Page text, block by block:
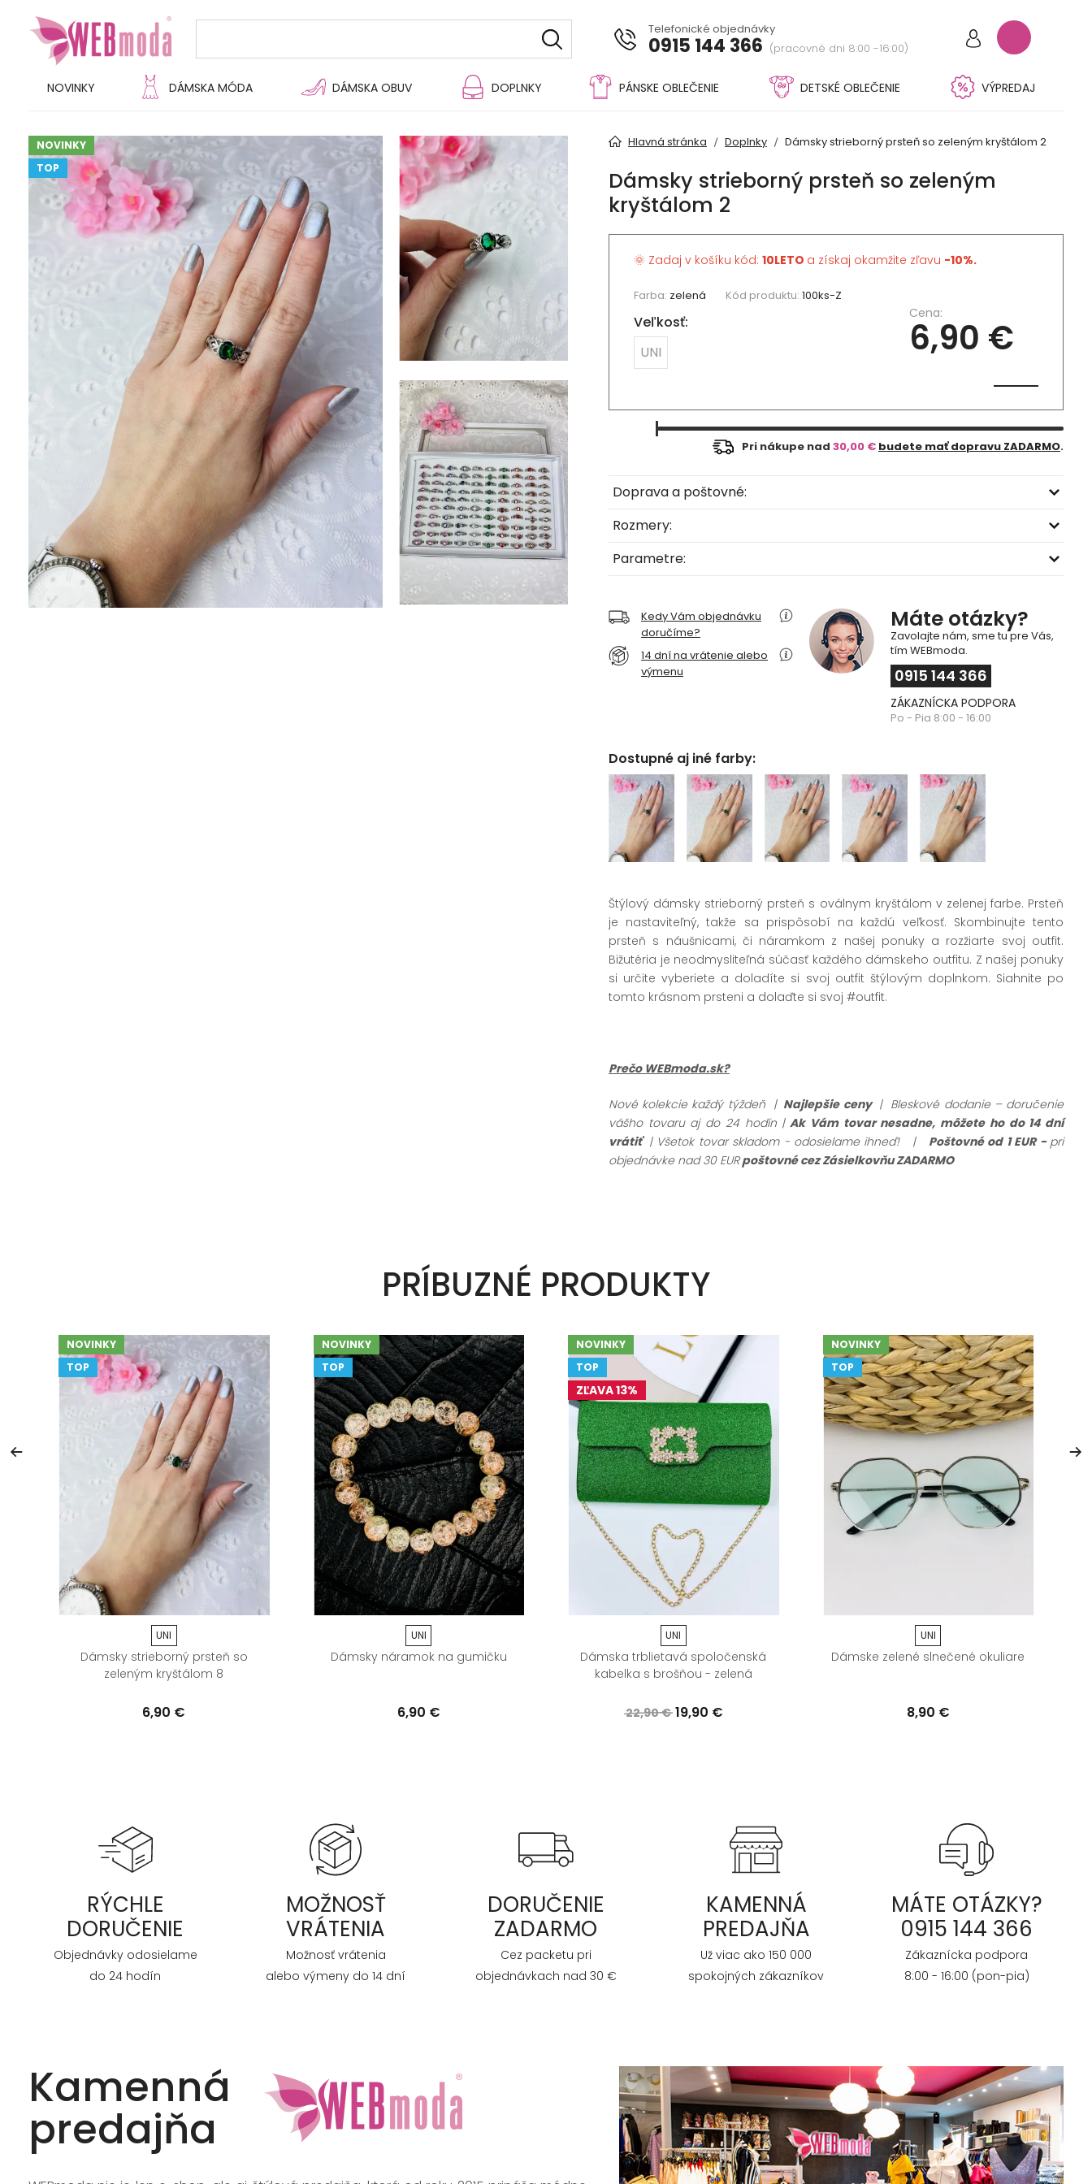
Telefonické objednávky
0915 144 366 (pracovné dni 8:00 -16:00)
NOVINKY DÁMSKA MÓDA DÁMSKA OBUV DOPLNKY PÁNSKE OBLEČENIE DETSKÉ OBLEČENIE VÝPREDAJ
NOVINKY
TOP
Hlavná stránka Doplnky Dámsky strieborný prsteň so zeleným kryštálom 2
Dámsky strieborný prsteň so zeleným
kryštálom 2
🌞 Zadaj v košíku kód: 10LETO a získaj okamžite zľavu -10%.
Farba: zelená Kód produktu: 100ks-Z
Veľkosť:
UNI
Cena:
6,90 €
Pri nákupe nad 30,00 € budete mať dopravu ZADARMO.
Doprava a poštovné:
Rozmery:
Parametre:
Kedy Vám objednávku
doručíme?
14 dní na vrátenie alebo
výmenu
Máte otázky?
Zavolajte nám, sme tu pre Vás,
tím WEBmoda.
0915 144 366
ZÁKAZNÍCKA PODPORA
Po - Pia 8:00 - 16:00
Dostupné aj iné farby:
Štýlový dámsky strieborný prsteň s oválnym kryštálom v zelenej farbe. Prsteň
je nastaviteľný, takže sa prispôsobí na každú veľkosť. Skombinujte tento
prsteň s náušnicami, či náramkom z našej ponuky a rozžiarte svoj outfit.
Bižutéria je neodmysliteľná súčasť každého dámskeho outfitu. Z našej ponuky
si určite vyberiete a doladíte si svoj outfit štýlovým doplnkom. Siahnite po
tomto krásnom prsteni a dolaďte si svoj #outfit.
Prečo WEBmoda.sk?
Nové kolekcie každý týždeň |Najlepšie ceny | Bleskové dodanie – doručenie
vášho tovaru aj do 24 hodín |Ak Vám tovar nesadne, môžete ho do 14 dní
vrátiť | Všetok tovar skladom - odosielame ihneď! | Poštovné od 1 EUR - pri
objednávke nad 30 EURpoštovné cez Zásielkovňu ZADARMO
PRÍBUZNÉ PRODUKTY
NOVINKY
TOP
UNI
Dámsky strieborný prsteň so
zeleným kryštálom 8
6,90 €
NOVINKY
TOP
UNI
Dámsky náramok na gumičku
6,90 €
NOVINKY
TOP
ZĽAVA 13%
UNI
Dámska trblietavá spoločenská
kabelka s brošňou - zelená
22,90 € 19,90 €
NOVINKY
TOP
UNI
Dámske zelené slnečené okuliare
8,90 €
RÝCHLE
DORUČENIE
Objednávky odosielame
do 24 hodín
MOŽNOSŤ
VRÁTENIA
Možnosť vrátenia
alebo výmeny do 14 dní
DORUČENIE
ZADARMO
Cez packetu pri
objednávkach nad 30 €
KAMENNÁ
PREDAJŇA
Už viac ako 150 000
spokojných zákazníkov
MÁTE OTÁZKY?
0915 144 366
Zákaznícka podpora
8:00 - 16:00 (pon-pia)
Kamenná
predajňa